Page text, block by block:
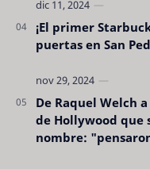
¡El primer
puertas en San
De Raquel Welch
de Hollywood que
nombre: